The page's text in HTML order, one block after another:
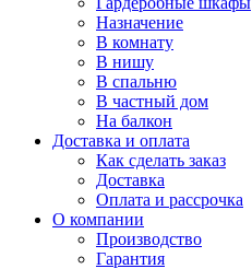
Назначение
В комнату
В нишу
В спальню
В частный дом
На балкон
Доставка и оплата
Как сделать заказ
Доставка
Оплата и рассрочка
О компании
Производство
Гарантия